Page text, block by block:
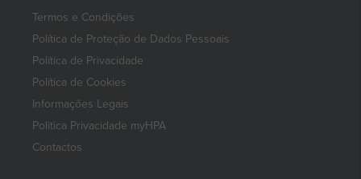
Termos e Condições
Política de Proteção de Dados Pessoais
Política de Privacidade
Política de Cookies
Informações Legais
Politica Privacidade myHPA
Contactos